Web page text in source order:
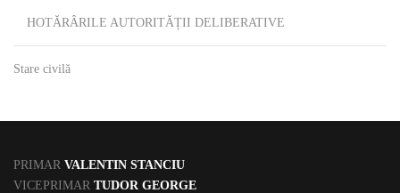
HOTĂRÂRILE AUTORITĂȚII DELIBERATIVE
Stare civilă
PRIMAR VALENTIN STANCIU
VICEPRIMAR TUDOR GEORGE